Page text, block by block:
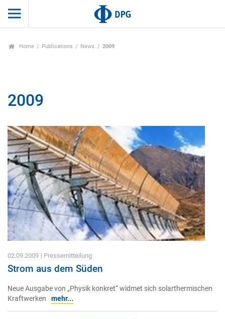
Home Publications News 2009
2009
02.09.2009 | Pressemitteilung
Strom aus dem Süden
Neue Ausgabe von „Physik konkret“ widmet sich solarthermischen
Kraftwerken
mehr...